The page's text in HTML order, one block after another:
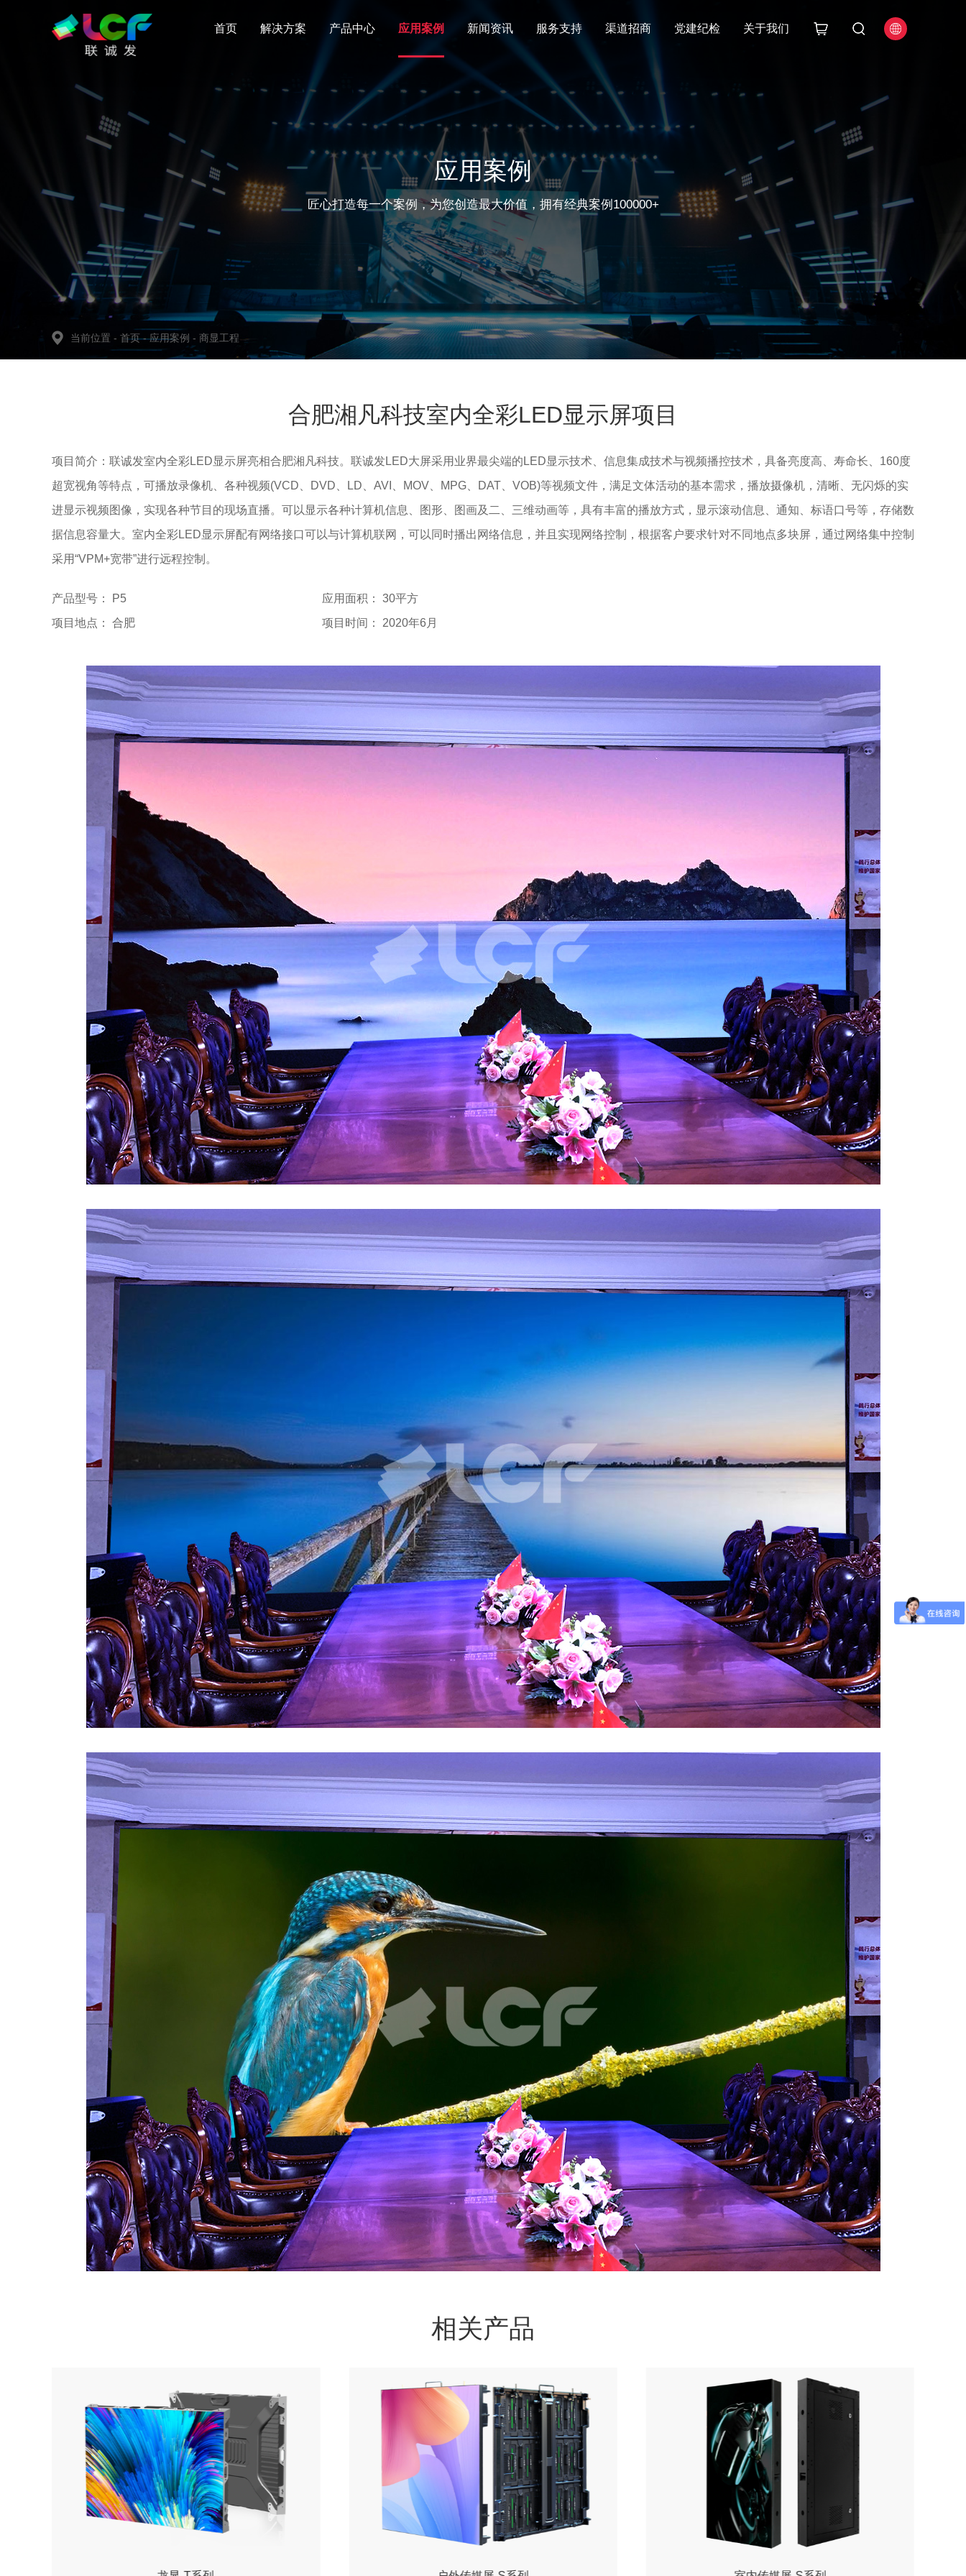
首页 解决方案 产品中心 应用案例 新闻资讯 服务支持 渠道招商 党建纪检 关于我们
应用案例
匠心打造每一个案例，为您创造最大价值，拥有经典案例100000+
当前位置 - 首页- 应用案例 - 商显工程
合肥湘凡科技室内全彩LED显示屏项目
项目简介：联诚发室内全彩LED显示屏亮相合肥湘凡科技。 联诚发LED大屏采用业界最尖端的LED显示技术、信息集成技术与视频播控技术，具备亮度高、寿命长、160度
超宽视角等特点，可播放录像机、各种视频(VCD、DVD、LD、AVI、MOV、MPG、DAT、VOB)等视频文件，满足文体活动的基本需求，播放摄像机，清晰、无闪烁的实
进显示视频图像，实现各种节目的现场直播。可以显示各种计算机信息、图形、图画及二、三维动画等，具有丰富的播放方式，显示滚动信息、通知、标语口号等，存储数
据信息容量大。室内全彩LED显示屏配有网络接口可以与计算机联网，可以同时播出网络信息，并且实现网络控制，根据客户要求针对不同地点多块屏，通过网络集中控制
采用“VPM+宽带”进行远程控制。
产品型号： P5
应用面积： 30平方
项目地点： 合肥
项目时间： 2020年6月
相关产品